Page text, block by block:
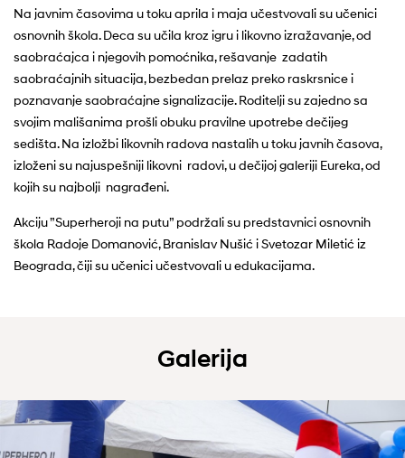
Na javnim časovima u toku aprila i maja učestvovali su učenici
osnovnih škola. Deca su učila kroz igru i likovno izražavanje, od
saobraćajca i njegovih pomoćnika, rešavanje zadatih
saobraćajnih situacija, bezbedan prelaz preko raskrsnice i
poznavanje saobraćajne signalizacije. Roditelji su zajedno sa
svojim mališanima prošli obuku pravilne upotrebe dečijeg
sedišta. Na izložbi likovnih radova nastalih u toku javnih časova,
izloženi su najuspešniji likovni radovi, u dečijoj galeriji Eureka, od
kojih su najbolji nagrađeni.
Akciju ”Superheroji na putu” podržali su predstavnici osnovnih
škola Radoje Domanović, Branislav Nušić i Svetozar Miletić iz
Beograda, čiji su učenici učestvovali u edukacijama.
Galerija